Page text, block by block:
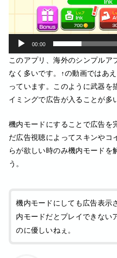
00:00
このアプリ、海外のシンプルア
なく多いです。↑の動画ではあ
っています。このように武器を
イミングで広告が入ることが多
機内モードにすることで広告を
だ広告視聴によってスキンやコ
らが欲しい時のみ機内モードを
う。
機内モードにしても広告表示
内モードだとプレイできない
のに優しいねぇ。